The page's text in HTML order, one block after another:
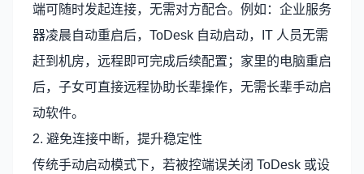
端可随时发起连接，无需对方配合。例如：企业服务
器凌晨自动重启后，ToDesk 自动启动，IT 人员无需
赶到机房，远程即可完成后续配置；家里的电脑重启
后，子女可直接远程协助长辈操作，无需长辈手动启
动软件。
2. 避免连接中断，提升稳定性
传统手动启动模式下，若被控端误关闭 ToDesk 或设